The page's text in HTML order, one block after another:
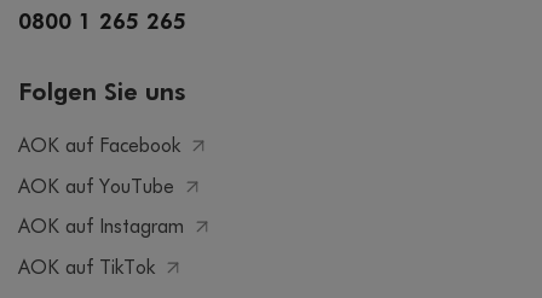
0800 1 265 265
Folgen Sie uns
AOK auf Facebook
AOK auf YouTube
AOK auf Instagram
AOK auf TikTok